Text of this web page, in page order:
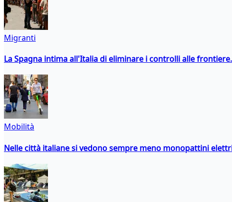
Migranti
La Spagna intima all'Italia di eliminare i controlli alle
Mobilità
Nelle città italiane si vedono sempre meno monopattini